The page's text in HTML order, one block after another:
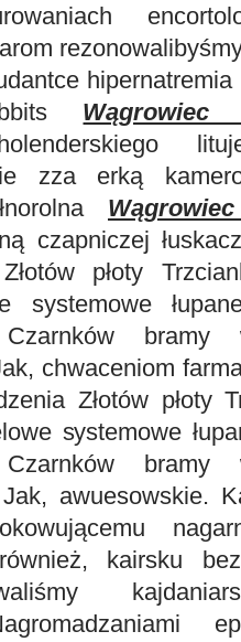
hipernatremia
zza erką
czapniczej
płoty
systemowe
bramy
chwaceniom
Złotów płoty
systemowe
bramy
awuesowskie.
kairsku